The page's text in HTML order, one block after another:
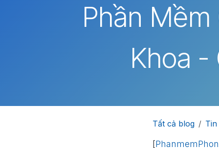
Phần
Khoa -
Tất cả blog
[